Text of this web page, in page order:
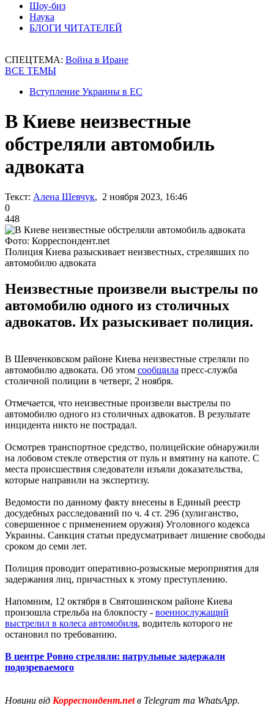
Шоу-биз
Наука
БЛОГИ ЧИТАТЕЛЕЙ
СПЕЦТЕМА: Война в Иране
ВСЕ ТЕМЫ
Вступление Украины в ЕС
В Киеве неизвестные
обстреляли автомобиль
адвоката
Текст: Алена Шевчук, 2 ноября 2023, 16:46
0
448
Фото: Корреспондент.net
Полиция Киева разыскивает неизвестных, стрелявших по
автомобилю адвоката
Неизвестные произвели выстрелы по
автомобилю одного из столичных
адвокатов. Их разыскивает полиция.
В Шевченковском районе Киева неизвестные стреляли по
автомобилю адвоката. Об этом сообщила пресс-служба
столичной полиции в четверг, 2 ноября.
Отмечается, что неизвестные произвели выстрелы по
автомобилю одного из столичных адвокатов. В результате
инцидента никто не пострадал.
Осмотрев транспортное средство, полицейские обнаружили
на лобовом стекле отверстия от пуль и вмятину на капоте. С
места происшествия следователи изъяли доказательства,
которые направили на экспертизу.
Ведомости по данному факту внесены в Единый реестр
досудебных расследований по ч. 4 ст. 296 (хулиганство,
совершенное с применением оружия) Уголовного кодекса
Украины. Санкция статьи предусматривает лишение свободы
сроком до семи лет.
Полиция проводит оперативно-розыскные мероприятия для
задержания лиц, причастных к этому преступлению.
Напомним, 12 октября в Святошинском районе Киева
произошла стрельба на блокпосту - военнослужащий
выстрелил в колеса автомобиля, водитель которого не
остановил по требованию.
В центре Ровно стреляли: патрульные задержали
подозреваемого
Новини від Корреспондент.netв Telegram та WhatsApp.